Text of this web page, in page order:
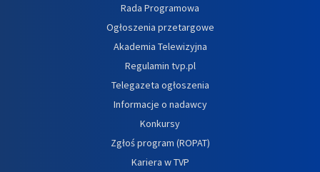
Rada Programowa
Ogłoszenia przetargowe
Akademia Telewizyjna
Regulamin tvp.pl
Telegazeta ogłoszenia
Informacje o nadawcy
Konkursy
Zgłoś program (ROPAT)
Kariera w TVP